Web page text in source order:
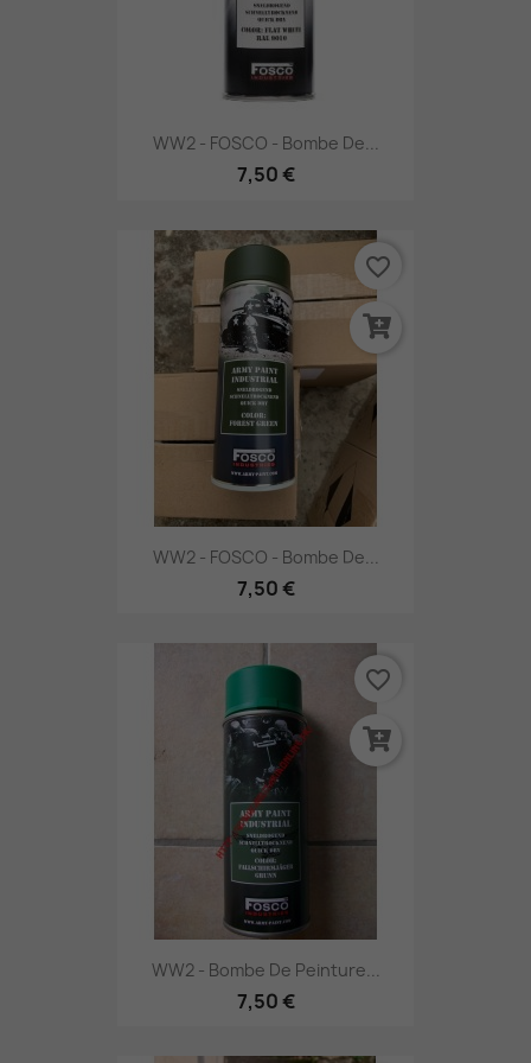
WW2 - FOSCO - Bombe De...
7,50 €
WW2 - FOSCO - Bombe De...
7,50 €
favorite_border
WW2 - Bombe De Peinture...
7,50 €
favorite_border